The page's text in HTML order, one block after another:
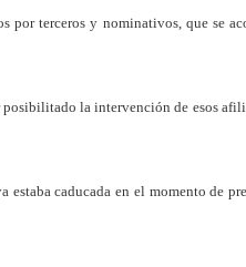
terceros y nominativos, que se
la intervención de esos
caducada en el momento de